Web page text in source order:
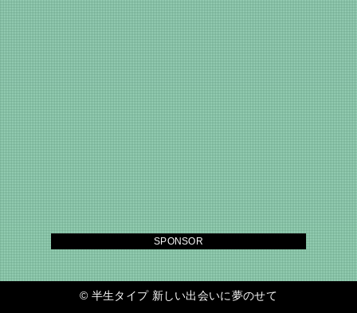
© 半生タイプ 新しい出会いに夢のせて
SPONSOR